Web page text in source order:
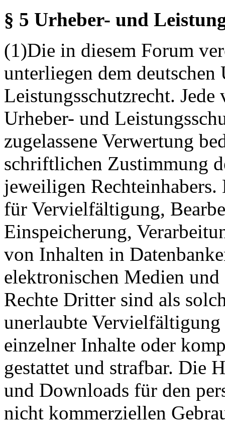
§ 5 Urheber- und
(1)Die in diesem Forum
unterliegen dem deutschen
Leistungsschutzrecht. Jede
Urheber- und
zugelassene Verwertung
schriftlichen Zustimmung
jeweiligen
für Vervielfältigung,
Einspeicherung,
von Inhalten in
elektronischen Medien
Rechte Dritter sind als
unerlaubte Vervielfältigung
einzelner Inhalte oder
gestattet und strafbar. Die
und Downloads für den
nicht kommerziellen